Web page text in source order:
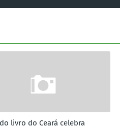
livro do Ceará celebra